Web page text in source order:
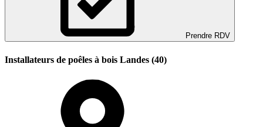
Prendre RDV
Installateurs de poêles à bois Landes (40)